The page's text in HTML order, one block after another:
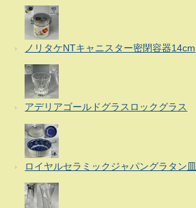
ノリタケNTキャニスター密閉容器14cm
アデリアゴールドグラスロックグラス
ロイヤルセラミックジャパングラタン皿